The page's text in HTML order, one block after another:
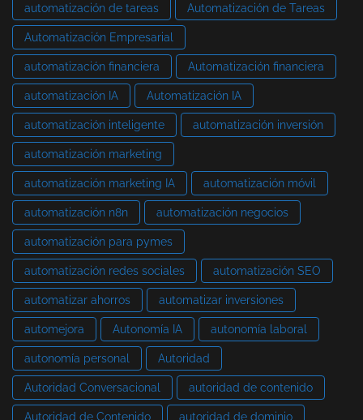
automatización de tareas Automatización de Tareas
Automatización Empresarial
automatización financiera Automatización financiera
automatización IA Automatización IA
automatización inteligente automatización inversión
automatización marketing
automatización marketing IA automatización móvil
automatización n8n automatización negocios
automatización para pymes
automatización redes sociales automatización SEO
automatizar ahorros automatizar inversiones
automejora Autonomía IA autonomía laboral
autonomía personal Autoridad
Autoridad Conversacional autoridad de contenido
Autoridad de Contenido autoridad de dominio